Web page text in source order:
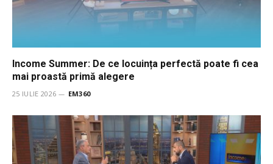
Income Summer: De ce locuința perfectă poate fi cea
mai proastă primă alegere
25 IULIE 2026 EM360